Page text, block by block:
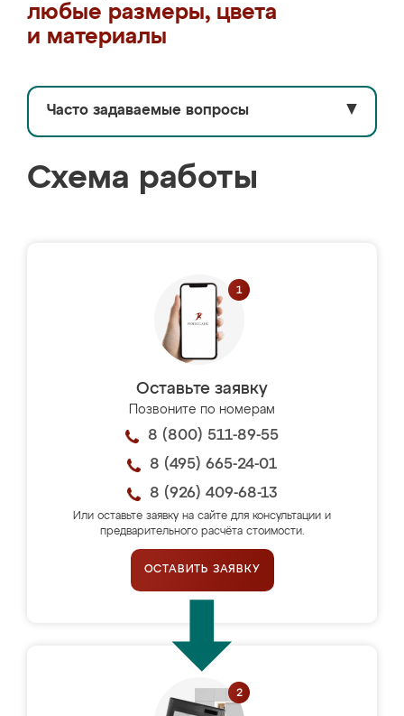
любые размеры, цвета
и материалы
Часто задаваемые вопросы ▼
Схема работы
Оставьте заявку
Позвоните по номерам
8 (800) 511-89-55
8 (495) 665-24-01
8 (926) 409-68-13
Или оставьте заявку на сайте для консультации и
предварительного расчёта стоимости.
ОСТАВИТЬ ЗАЯВКУ